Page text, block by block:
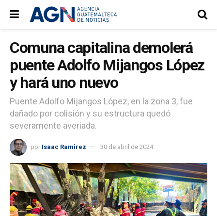
Comuna capitalina demolerá
puente Adolfo Mijangos López
y hará uno nuevo
Puente Adolfo Mijangos López, en la zona 3, fue
dañado por colisión y su estructura quedó
severamente averiada.
por Isaac Ramirez 30 de abril de 2024